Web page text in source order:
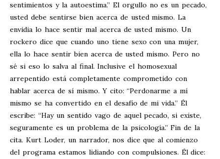
sentimientos y la autoestima.” El orgullo no es un pecado,
usted debe sentirse bien acerca de usted mismo. La
envidia lo hace sentir mal acerca de usted mismo. Un
rockero dice que cuando uno tiene sexo con una mujer,
ella lo hace sentir bien acerca de usted mismo. Pero no
sé si eso lo salva al final. Inclusive el homosexual
arrepentido está completamente comprometido con
hablar acerca de sí mismo. Y cito: “Perdonarme a mí
mismo se ha convertido en el desafío de mi vida.” Él
escribe: “Hay un sentido vago de aquel pecado, si existe,
seguramente es un problema de la psicología.” Fin de la
cita. Kurt Loder, un narrador, nos dice que al comienzo
del programa estamos lidiando con compulsiones. Él dice: